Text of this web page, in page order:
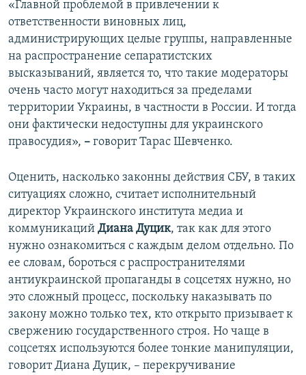
«Главной проблемой в привлечении к
ответственности виновных лиц,
администрирующих целые группы, направленные
на распространение сепаратистских
высказываний, является то, что такие модераторы
очень часто могут находиться за пределами
территории Украины, в частности в России. И тогда
они фактически недоступны для украинского
правосудия», – говорит Тарас Шевченко.
Оценить, насколько законны действия СБУ, в таких
ситуациях сложно, считает исполнительный
директор Украинского института медиа и
коммуникаций Диана Дуцик, так как для этого
нужно ознакомиться с каждым делом отдельно. По
ее словам, бороться с распространителями
антиукраинской пропаганды в соцсетях нужно, но
это сложный процесс, поскольку наказывать по
закону можно только тех, кто открыто призывает к
свержению государственного строя. Но чаще в
соцсетях используются более тонкие манипуляции,
говорит Диана Дуцик, – перекручивание